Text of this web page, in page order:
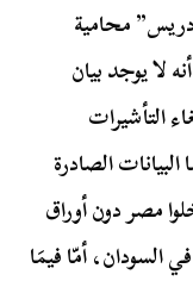
محامية
لا يوجد بيان
التأشيرات
الصادرة
مصر دون أوراق
السودان، أمّا فيمَا